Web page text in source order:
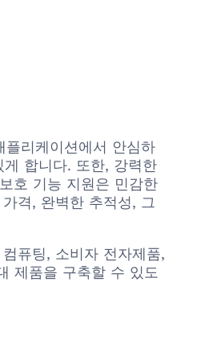
리케이션에서 안심하
합니다. 또한, 강력한
호 기능 지원은 민감한
격, 완벽한 추적성, 그
퓨팅, 소비자 전자제품,
제품을 구축할 수 있도